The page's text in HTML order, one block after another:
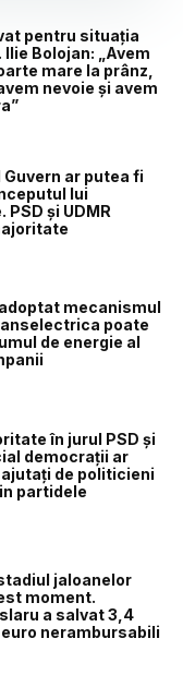
pentru situația
Bolojan: „Avem
mare la prânz,
nevoie și avem
Guvern ar putea fi
lui
și UDMR
mecanismul
poate
de energie al
în jurul PSD și
democrații ar
de politicieni
partidele
jaloanelor
moment.
a salvat 3,4
nerambursabili